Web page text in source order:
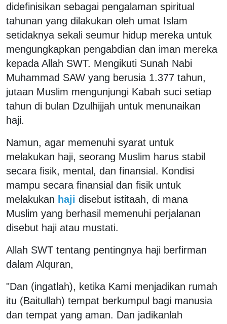
didefinisikan sebagai pengalaman spiritual
tahunan yang dilakukan oleh umat Islam
setidaknya sekali seumur hidup mereka untuk
mengungkapkan pengabdian dan iman mereka
kepada Allah SWT. Mengikuti Sunah Nabi
Muhammad SAW yang berusia 1.377 tahun,
jutaan Muslim mengunjungi Kabah suci setiap
tahun di bulan Dzulhijjah untuk menunaikan
haji.
Namun, agar memenuhi syarat untuk
melakukan haji, seorang Muslim harus stabil
secara fisik, mental, dan finansial. Kondisi
mampu secara finansial dan fisik untuk
melakukan haji disebut istitaah, di mana
Muslim yang berhasil memenuhi perjalanan
disebut haji atau mustati.
Allah SWT tentang pentingnya haji berfirman
dalam Alquran,
"Dan (ingatlah), ketika Kami menjadikan rumah
itu (Baitullah) tempat berkumpul bagi manusia
dan tempat yang aman. Dan jadikanlah